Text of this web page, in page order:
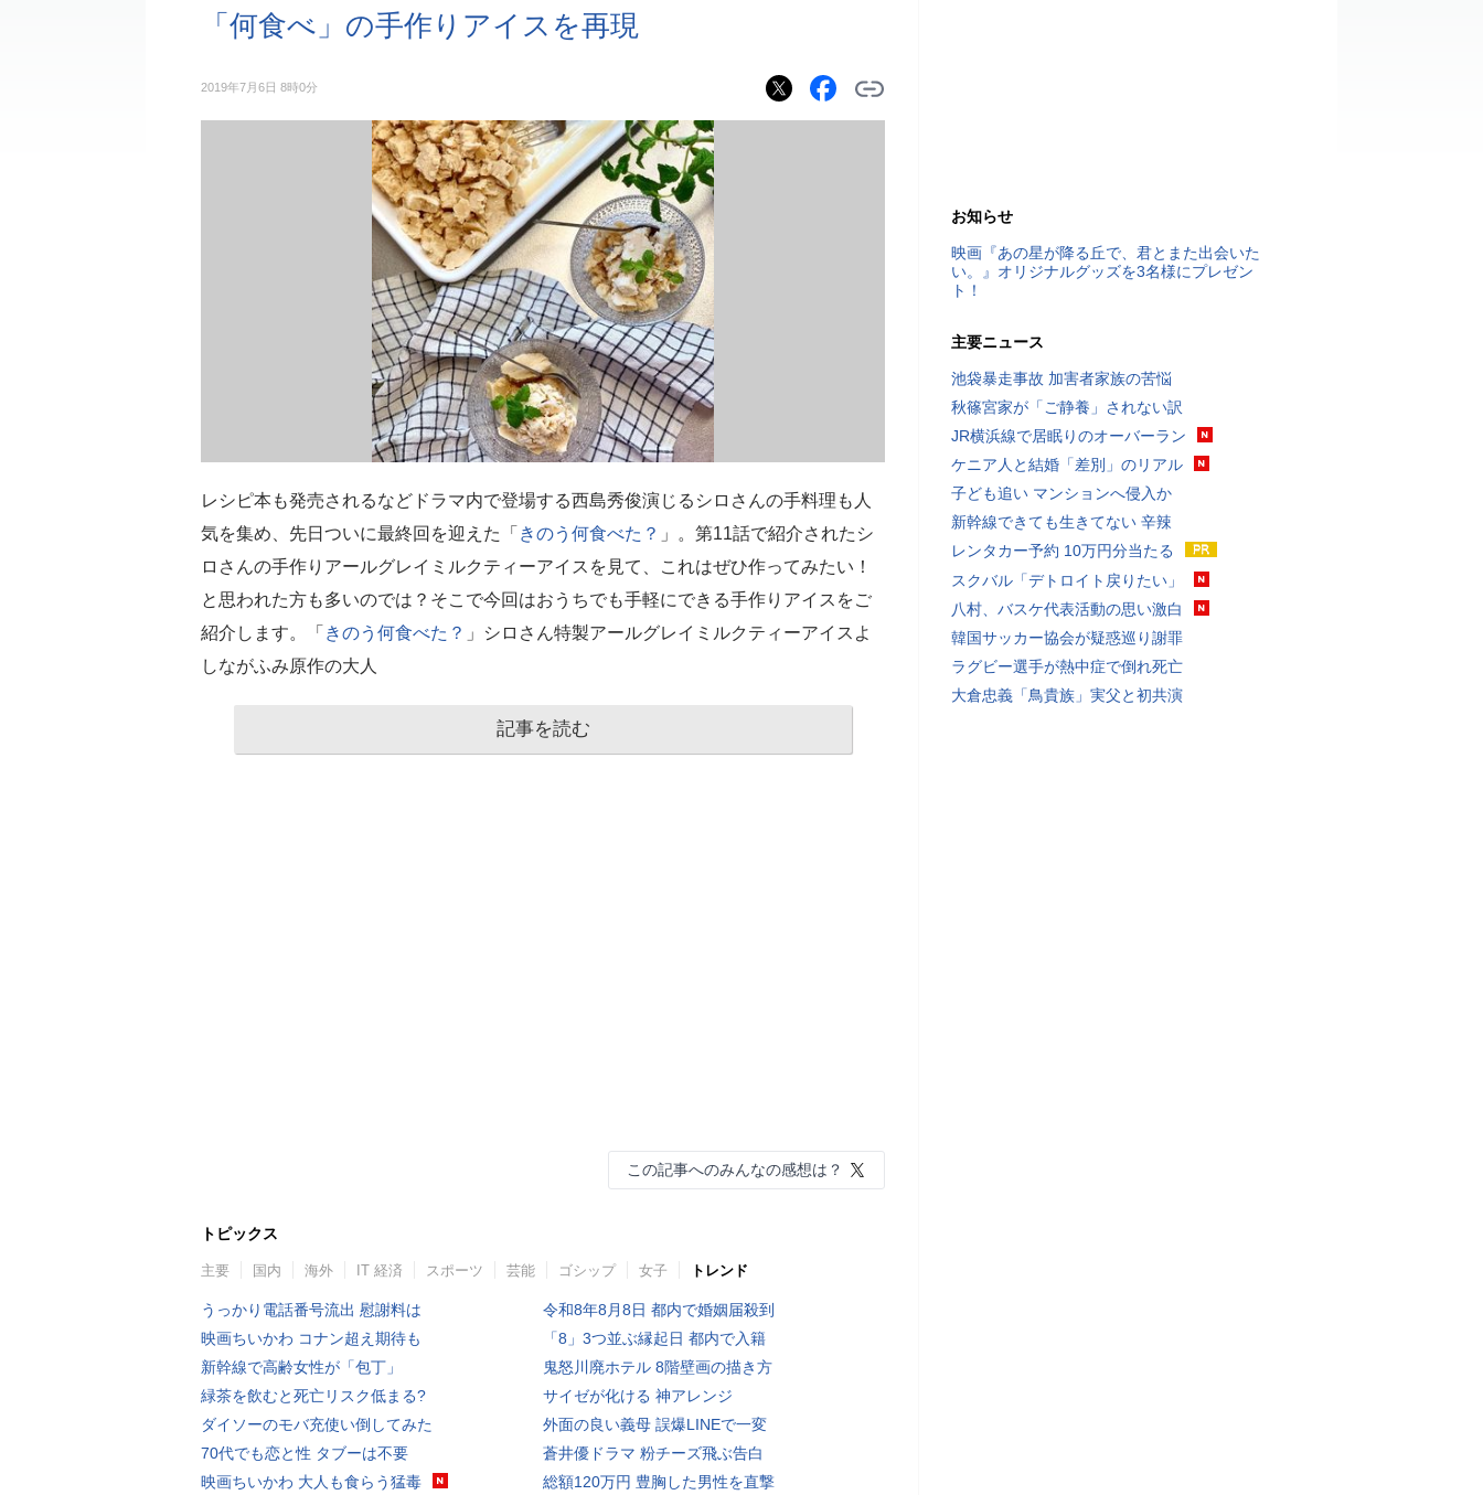
「何食べ」の手作りアイスを再現
2019年7月6日 8時0分
レシピ本も発売されるなどドラマ内で登場する西島秀俊演じるシロさんの手料理も人
気を集め、先日ついに最終回を迎えた「 きのう何食べた？ 」。第11話で紹介されたシ
ロさんの手作りアールグレイミルクティーアイスを見て、これはぜひ作ってみたい！
と思われた方も多いのでは？そこで今回はおうちでも手軽にできる手作りアイスをご
紹介します。「 きのう何食べた？ 」シロさん特製アールグレイミルクティーアイスよ
しながふみ原作の大人
記事を読む
この記事へのみんなの感想は？
トピックス
主要 国内 海外 IT 経済 スポーツ 芸能 ゴシップ 女子 トレンド
うっかり電話番号流出 慰謝料は
映画ちいかわ コナン超え期待も
新幹線で高齢女性が「包丁」
緑茶を飲むと死亡リスク低まる?
ダイソーのモバ充使い倒してみた
70代でも恋と性 タブーは不要
映画ちいかわ 大人も食らう猛毒
令和8年8月8日 都内で婚姻届殺到
「8」3つ並ぶ縁起日 都内で入籍
鬼怒川廃ホテル 8階壁画の描き方
サイゼが化ける 神アレンジ
外面の良い義母 誤爆LINEで一変
蒼井優ドラマ 粉チーズ飛ぶ告白
総額120万円 豊胸した男性を直撃
お知らせ
映画『あの星が降る丘で、君とまた出会いた
い。』オリジナルグッズを3名様にプレゼン
ト！
主要ニュース
池袋暴走事故 加害者家族の苦悩
秋篠宮家が「ご静養」されない訳
JR横浜線で居眠りのオーバーラン
ケニア人と結婚「差別」のリアル
子ども追い マンションへ侵入か
新幹線できても生きてない 辛辣
レンタカー予約 10万円分当たる
スクバル「デトロイト戻りたい」
八村、バスケ代表活動の思い激白
韓国サッカー協会が疑惑巡り謝罪
ラグビー選手が熱中症で倒れ死亡
大倉忠義「鳥貴族」実父と初共演